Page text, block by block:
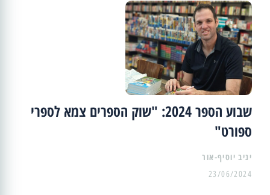
שבוע הספר 2024: "שוק הספרים צמא לספרי
ספורט"
יניב יוסיף-אור
23/06/2024